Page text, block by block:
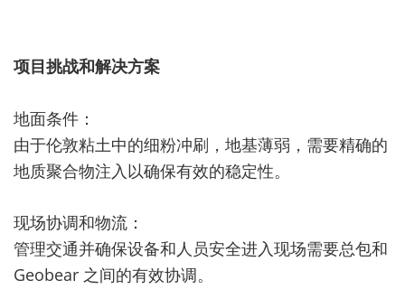
项目挑战和解决方案
地面条件：
由于伦敦粘土中的细粉冲刷，地基薄弱，需要精确的
地质聚合物注入以确保有效的稳定性。
现场协调和物流：
管理交通并确保设备和人员安全进入现场需要总包和
Geobear 之间的有效协调。